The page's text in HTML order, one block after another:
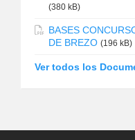
(380 kB)
BASES
DE BREZO (196 kB)
Ver todos los